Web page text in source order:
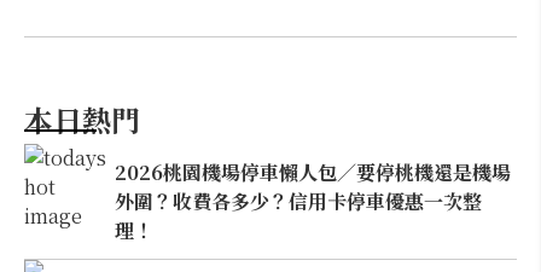
本日熱門
2026桃園機場停車懶人包／要停桃機還是機場
外圍？收費各多少？信用卡停車優惠一次整
理！